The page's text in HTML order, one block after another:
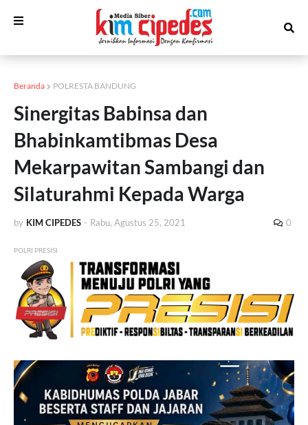
Beranda POLRESTA BANDUNG
Sinergitas Babinsa dan
Bhabinkamtibmas Desa
Mekarpawitan Sambangi dan
Silaturahmi Kepada Warga
by KIM CIPEDES - Rabu, Agustus 25, 2021 0
POLRI PRESISI